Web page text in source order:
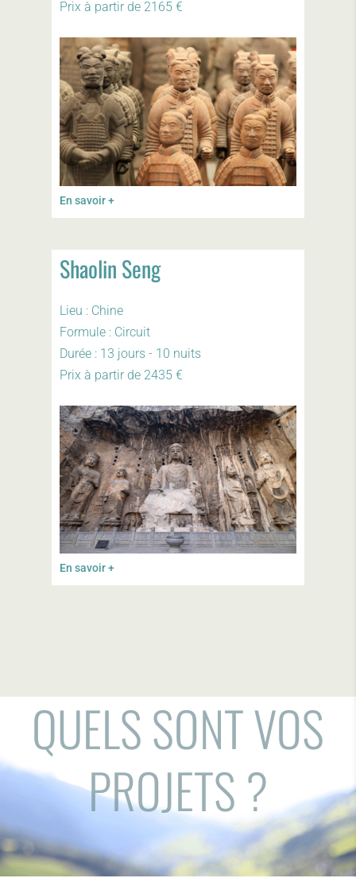
Prix à partir de 2165 €
En savoir +
Shaolin Seng
Lieu : Chine
Formule : Circuit
Durée : 13 jours - 10 nuits
Prix à partir de 2435 €
En savoir +
QUELS SONT VOS
PROJETS ?